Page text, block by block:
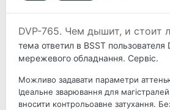
DVP-765. Чем дышит, и стоит
тема ответил в BSST пользователя
мережевого обладнання. Сервіс.
Можливо задавати параметри
Ідеальне зварювання для
вносити контрольоавне затухання.